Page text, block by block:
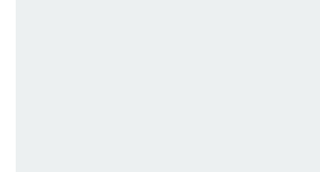
lexicalisation number